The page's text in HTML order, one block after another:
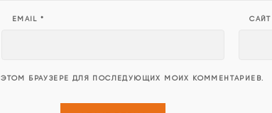
EMAIL* САЙТ
БРАУЗЕРЕ ДЛЯ ПОСЛЕДУЮЩИХ МОИХ КОММЕНТАРИЕВ.